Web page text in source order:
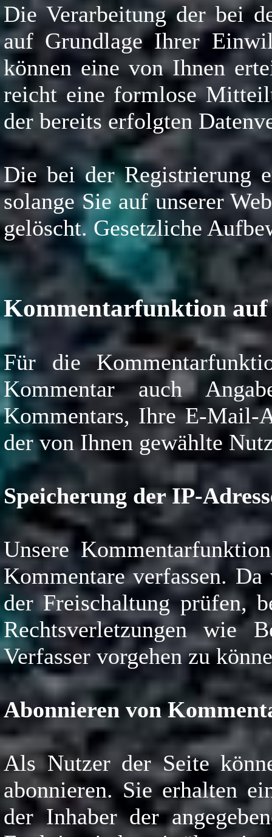
Die Verarbeitung der bei
auf Grundlage Ihrer
können eine von Ihnen
reicht eine formlose
der bereits erfolgten
Die bei der Registrierung
solange Sie auf unserer
gelöscht. Gesetzliche
Kommentarfunktion auf
Für die
Kommentar auch
Kommentars, Ihre E-Mail-
der von Ihnen gewählte
Speicherung der IP-
Unsere
Kommentare verfassen.
der Freischaltung prüfen,
Rechtsverletzungen wie
Verfasser vorgehen zu
Abonnieren von
Als Nutzer der Seite
abonnieren. Sie erhalten
der Inhaber der